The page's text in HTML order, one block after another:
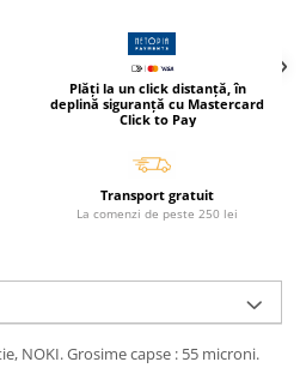
stilou
Plăți la un click distanță, în
deplină siguranță cu Mastercard
Click to Pay
Transport gratuit
La comenzi de peste 250 lei
NOKI. Grosime capse : 55 microni.